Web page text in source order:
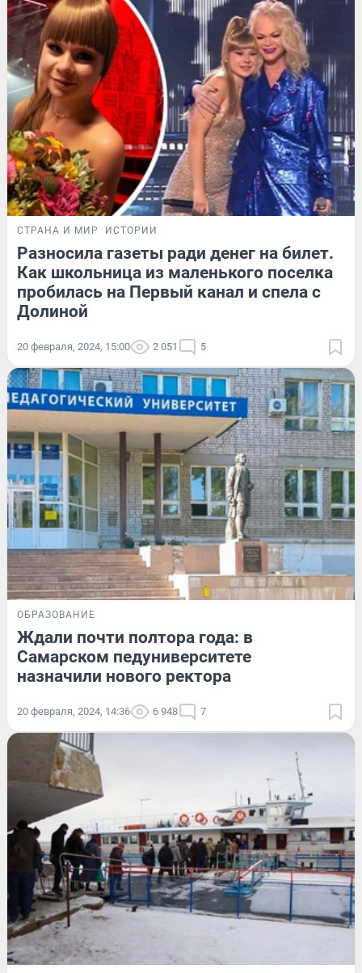
СТРАНА И МИР ИСТОРИИ
Разносила газеты ради денег на билет.
Как школьница из маленького поселка
пробилась на Первый канал и спела с
Долиной
20 февраля, 2024, 15:00 2 051 5
ОБРАЗОВАНИЕ
Ждали почти полтора года: в
Самарском педуниверситете
назначили нового ректора
20 февраля, 2024, 14:36 6 948 7